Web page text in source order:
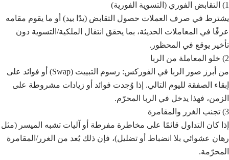
1) التقابض الفوري (التسوية الفورية)
يشترط في صرف العملات حصول التقابض (يدًا بيد) أو ما يقوم مقامه
عرفًا في المعاملات الحديثة، بما يحقق انتقال الملكية/التسوية دون
تأخير يوقع في المحظور.
2) خلو المعاملة من الربا
من أبرز صور الربا في الفوركس: رسوم التبييت (Swap) أو فوائد على
إبقاء الصفقة لليوم التالي. إذا وُجدت فوائد أو زيادات مشروطة على
الزمن، فهذا يدخل في الربا المحرّم.
3) تجنب الغرر والمقامرة
إذا كان التداول قائمًا على مخاطرة مفرطة أو آليات تشبه الميسر (مثل
رهان عشوائي بلا انضباط أو تضليل)، فإن ذلك يُعد من الغرر/المقامرة
المحرّمة.